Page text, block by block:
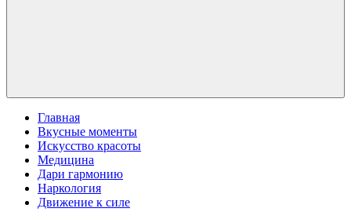
Главная
Вкусные моменты
Искусство красоты
Медицина
Дари гармонию
Наркология
Движение к силе